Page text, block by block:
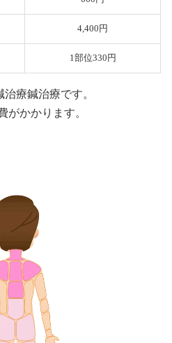
4,400円
1部位330円
療鍼治療です。
がかかります。